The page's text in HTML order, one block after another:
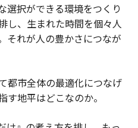
選択ができる環境をつくり
し、生まれた時間を個々人
それが人の豊かさにつなが
都市全体の最適化につなげ
す地平はどこなのか。